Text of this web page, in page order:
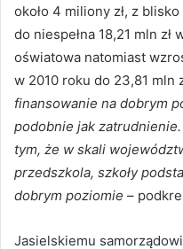
około 4 miliony zł, z
do niespełna 18,21 mln
oświatowa natomiast
w 2010 roku do 23,81 mln
finansowanie na dobrym
podobnie jak
tym, że w skali
przedszkola, szkoły
dobrym poziomie –
Jasielskiemu